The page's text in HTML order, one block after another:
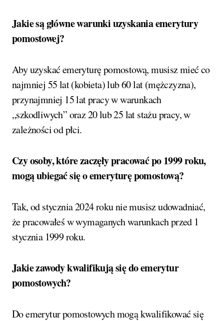
Jakie są główne warunki uzyskania emerytury
pomostowej?
Aby uzyskać emeryturę pomostową, musisz mieć co
najmniej 55 lat (kobieta) lub 60 lat (mężczyzna),
przynajmniej 15 lat pracy w warunkach
„szkodliwych” oraz 20 lub 25 lat stażu pracy, w
zależności od płci.
Czy osoby, które zaczęły pracować po 1999 roku,
mogą ubiegać się o emeryturę pomostową?
Tak, od stycznia 2024 roku nie musisz udowadniać,
że pracowałeś w wymaganych warunkach przed 1
stycznia 1999 roku.
Jakie zawody kwalifikują się do emerytur
pomostowych?
Do emerytur pomostowych mogą kwalifikować się